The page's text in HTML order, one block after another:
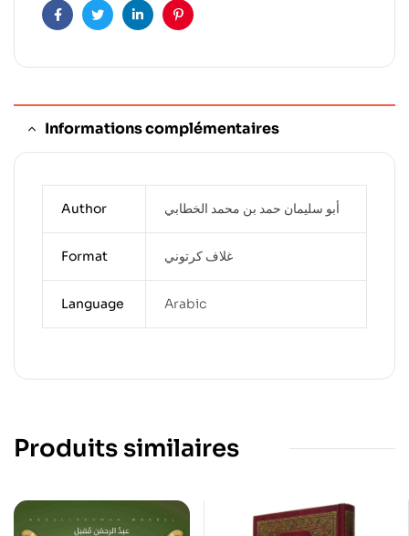
FacebookTwitterLinkedinPinterest
Informations complémentaires
Author أبو سليمان حمد بن محمد الخطابي
Format غلاف كرتوني
Language Arabic
Produits similaires